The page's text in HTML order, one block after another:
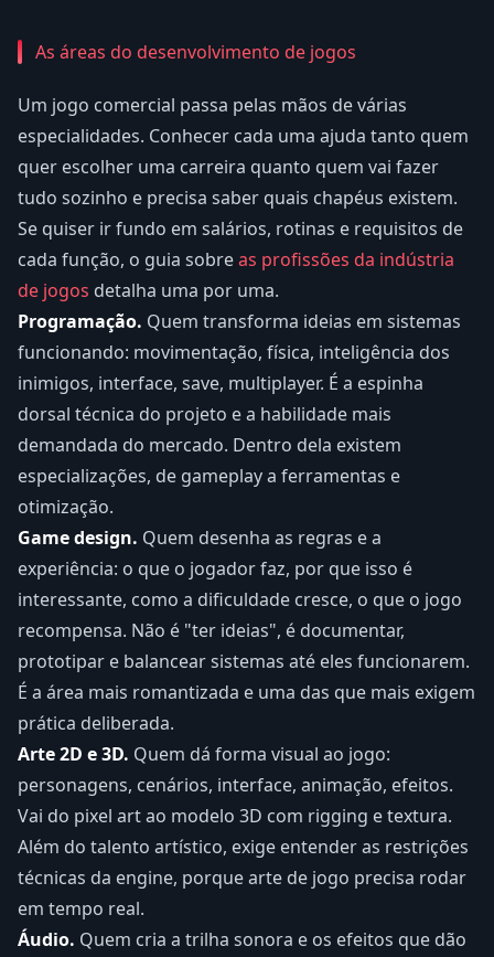
As áreas do desenvolvimento de jogos
Um jogo comercial passa pelas mãos de várias
especialidades. Conhecer cada uma ajuda tanto quem
quer escolher uma carreira quanto quem vai fazer
tudo sozinho e precisa saber quais chapéus existem.
Se quiser ir fundo em salários, rotinas e requisitos de
cada função, o guia sobreas profissões da indústria
de jogos detalha uma por uma.
Programação. Quem transforma ideias em sistemas
funcionando: movimentação, física, inteligência dos
inimigos, interface, save, multiplayer. É a espinha
dorsal técnica do projeto e a habilidade mais
demandada do mercado. Dentro dela existem
especializações, de gameplay a ferramentas e
otimização.
Game design. Quem desenha as regras e a
experiência: o que o jogador faz, por que isso é
interessante, como a dificuldade cresce, o que o jogo
recompensa. Não é "ter ideias", é documentar,
prototipar e balancear sistemas até eles funcionarem.
É a área mais romantizada e uma das que mais exigem
prática deliberada.
Arte 2D e 3D. Quem dá forma visual ao jogo:
personagens, cenários, interface, animação, efeitos.
Vai do pixel art ao modelo 3D com rigging e textura.
Além do talento artístico, exige entender as restrições
técnicas da engine, porque arte de jogo precisa rodar
em tempo real.
Áudio. Quem cria a trilha sonora e os efeitos que dão